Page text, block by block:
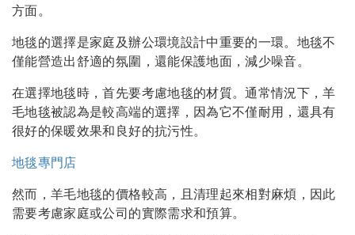
方面。
地毯的選擇是家庭及辦公環境設計中重要的一環。地毯不
僅能營造出舒適的氛圍，還能保護地面，減少噪音。
在選擇地毯時，首先要考慮地毯的材質。通常情況下，羊
毛地毯被認為是較高端的選擇，因為它不僅耐用，還具有
很好的保暖效果和良好的抗污性。
地毯專門店
然而，羊毛地毯的價格較高，且清理起來相對麻煩，因此
需要考慮家庭或公司的實際需求和預算。